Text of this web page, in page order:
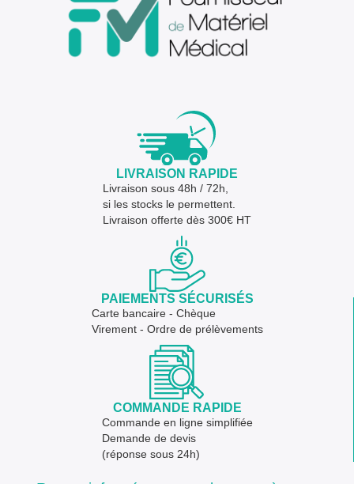
LIVRAISON RAPIDE
Livraison sous 48h / 72h,
si les stocks le permettent.
Livraison offerte dès 300€ HT
PAIEMENTS SÉCURISÉS
Carte bancaire - Chèque
Virement - Ordre de prélèvements
COMMANDE RAPIDE
Commande en ligne simplifiée
Demande de devis
(réponse sous 24h)